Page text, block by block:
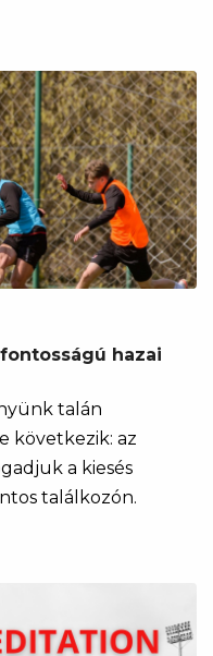
hazai
talán
következik: az
a kiesés
találkozón.